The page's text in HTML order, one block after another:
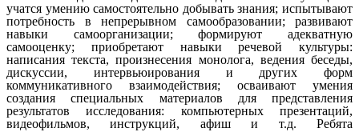
учатся умению самостоятельно добывать знания; испытывают
потребность в непрерывном самообразовании; развивают
навыки самоорганизации; формируют адекватную
самооценку; приобретают навыки речевой культуры:
написания текста, произнесения монолога, ведения беседы,
дискуссии, интервьюирования и других форм
коммуникативного взаимодействия; осваивают умения
создания специальных материалов для представления
результатов исследования: компьютерных презентаций,
видеофильмов, инструкций, афиш и т.д. Ребята